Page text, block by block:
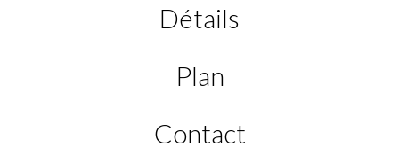
Détails
Plan
Contact